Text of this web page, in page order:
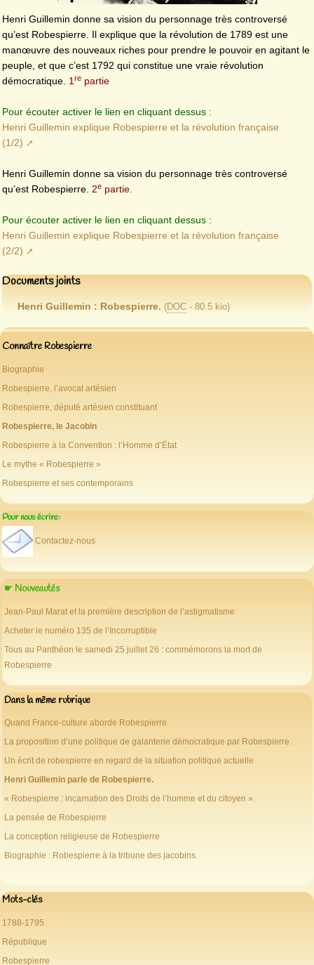
Henri Guillemin donne sa vision du personnage très controversé
qu’est Robespierre. Il explique que la révolution de 1789 est une
manœuvre des nouveaux riches pour prendre le pouvoir en agitant le
peuple, et que c’est 1792 qui constitue une vraie révolution
démocratique. 1re partie
Pour écouter activer le lien en cliquant dessus :
Henri Guillemin explique Robespierre et la révolution française
(1/2)
Henri Guillemin donne sa vision du personnage très controversé
qu’est Robespierre. 2e partie.
Pour écouter activer le lien en cliquant dessus :
Henri Guillemin explique Robespierre et la révolution française
(2/2)
Documents joints
Henri Guillemin : Robespierre. (DOC- 80.5 kio)
Connaître Robespierre
Biographie
Robespierre, l’avocat artésien
Robespierre, député artésien constituant
Robespierre, le Jacobin
Robespierre à la Convention : l’Homme d’État
Le mythe « Robespierre »
Robespierre et ses contemporains
Pour nous écrire:
Contactez-nous
☛ Nouveautés
Jean-Paul Marat et la première description de l’astigmatisme
Acheter le numéro 135 de l’Incorruptible
Tous au Panthéon le samedi 25 juillet 26 : commémorons la mort de
Robespierre
Dans la même rubrique
Quand France-culture aborde Robespierre.
La proposition d’une politique de galanterie démocratique par Robespierre.
Un écrit de robespierre en regard de la situation politique actuelle
Henri Guillemin parle de Robespierre.
« Robespierre : incarnation des Droits de l’homme et du citoyen ».
La pensée de Robespierre
La conception religieuse de Robespierre
Biographie : Robespierre à la tribune des jacobins.
Mots-clés
1788-1795
République
Robespierre